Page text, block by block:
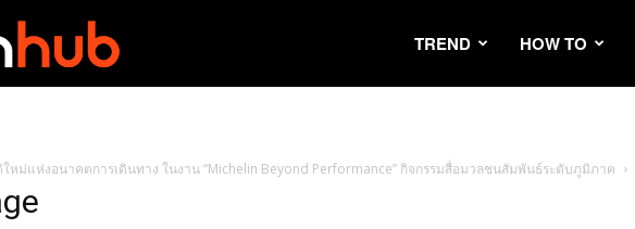
TREND HOW TO
ใหม่แห่งอนาคตการเดินทาง ในงาน “Michelin Beyond Performance” กิจกรรมสื่อมวลชนสัมพันธ์ระดับภูมิภาค